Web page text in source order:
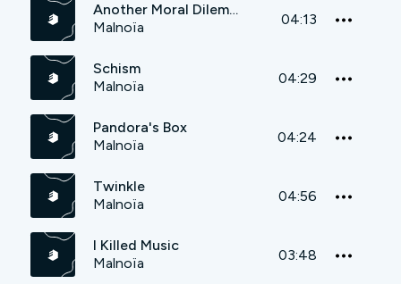
Another Moral Dilemma
Malnoïa
04:13
Schism
Malnoïa
04:29
Pandora's Box
Malnoïa
04:24
Twinkle
Malnoïa
04:56
I Killed Music
Malnoïa
03:48